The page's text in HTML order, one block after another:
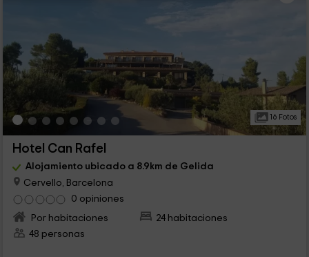
16 Fotos
Hotel Can Rafel
Alojamiento ubicado a 8.9km de Gelida
Cervello, Barcelona
0 opiniones
Por habitaciones
24 habitaciones
48 personas